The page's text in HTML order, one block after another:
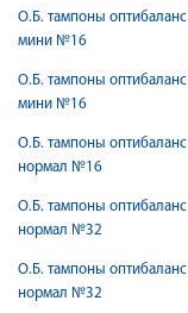
О.Б. тампоны оптибаланс
мини №16
О.Б. тампоны оптибаланс
мини №16
О.Б. тампоны оптибаланс
нормал №16
О.Б. тампоны оптибаланс
нормал №32
О.Б. тампоны оптибаланс
нормал №32